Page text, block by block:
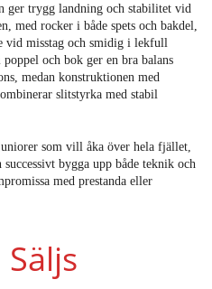
ger trygg landning och stabilitet vid
med rocker i både spets och bakdel,
vid misstag och smidig i lekfull
och bok ger en bra balans
medan konstruktionen med
slitstyrka med stabil
som vill åka över hela fjället,
bygga upp både teknik och
med prestanda eller